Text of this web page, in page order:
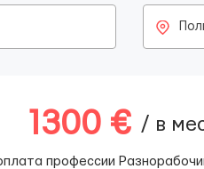
1300 € / в
профессии